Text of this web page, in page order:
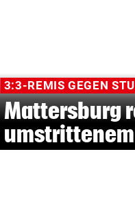
3:3-REMIS GEGEN
Mattersburg